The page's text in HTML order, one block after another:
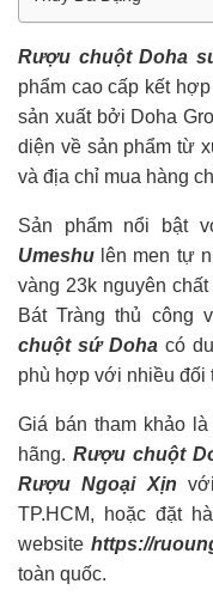
Rượu chuột Doha
phẩm cao cấp kết
sản xuất bởi Doha
diện về sản phẩm từ
và địa chỉ mua hàng
Sản phẩm nổi bật
Umeshu lên men tự
vàng 23k nguyên
Bát Tràng thủ công
chuột sứ Doha có
phù hợp với nhiều
Giá bán tham khảo
hãng. Rượu chuột
Rượu Ngoại Xịn
TP.HCM, hoặc đặt
website https://
toàn quốc.